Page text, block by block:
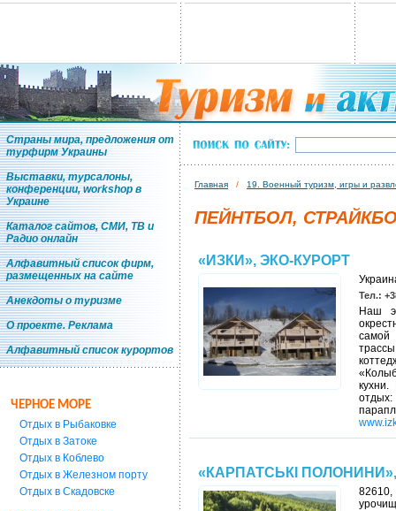
Страны мира, предложения от
турфирм Украины
Выставки, турсалоны,
конференции, workshop в
Украине
Каталог сайтов, СМИ, ТВ и
Радио онлайн
Алфавитный список фирм,
размещенных на сайте
Анекдоты о туризме
О проекте. Реклама
Алфавитный список курортов
ЧЕРНОЕ МОРЕ
Отдых в Рыбаковке
Отдых в Затоке
Отдых в Коблево
Отдых в Железном порту
Отдых в Скадовске
Главная / 19. Военный туризм, игры и
ПЕЙНТБОЛ,
«ИЗКИ», ЭКО-КУРОРТ
Тел.:
Наш
самой
«КАРПАТСЬКІ